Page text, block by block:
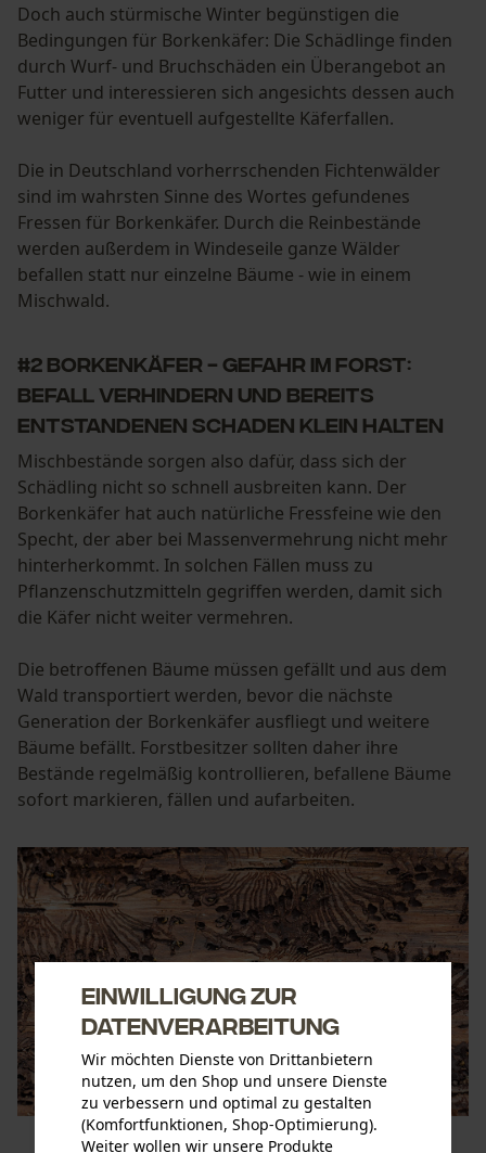
Doch auch stürmische Winter begünstigen die
Bedingungen für Borkenkäfer: Die Schädlinge finden
durch Wurf- und Bruchschäden ein Überangebot an
Futter und interessieren sich angesichts dessen auch
weniger für eventuell aufgestellte Käferfallen.
Die in Deutschland vorherrschenden Fichtenwälder
sind im wahrsten Sinne des Wortes gefundenes
Fressen für Borkenkäfer. Durch die Reinbestände
werden außerdem in Windeseile ganze Wälder
befallen statt nur einzelne Bäume - wie in einem
Mischwald.
#2 Borkenkäfer - Gefahr im Forst:
Befall verhindern und bereits
entstandenen Schaden klein halten
Mischbestände sorgen also dafür, dass sich der
Schädling nicht so schnell ausbreiten kann. Der
Borkenkäfer hat auch natürliche Fressfeine wie den
Specht, der aber bei Massenvermehrung nicht mehr
hinterherkommt. In solchen Fällen muss zu
Pflanzenschutzmitteln gegriffen werden, damit sich
die Käfer nicht weiter vermehren.
Die betroffenen Bäume müssen gefällt und aus dem
Wald transportiert werden, bevor die nächste
Generation der Borkenkäfer ausfliegt und weitere
Bäume befällt. Forstbesitzer sollten daher ihre
Bestände regelmäßig kontrollieren, befallene Bäume
sofort markieren, fällen und aufarbeiten.
Einwilligung zur
Datenverarbeitung
Wir möchten Dienste von Drittanbietern
nutzen, um den Shop und unsere Dienste
zu verbessern und optimal zu gestalten
(Komfortfunktionen, Shop-Optimierung).
Weiter wollen wir unsere Produkte